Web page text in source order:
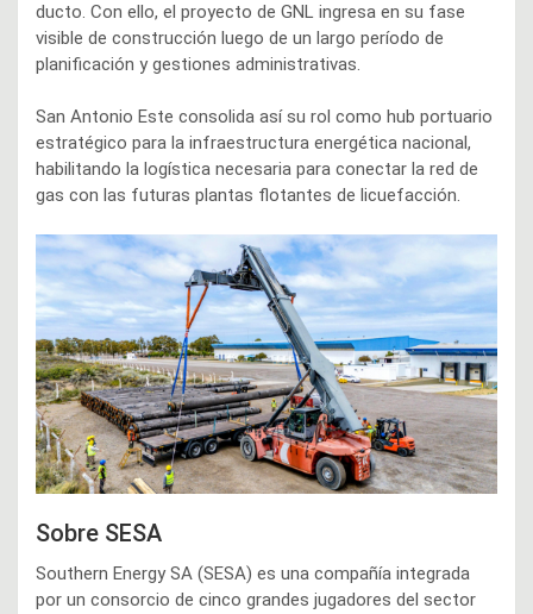
ducto. Con ello, el proyecto de GNL ingresa en su fase
visible de construcción luego de un largo período de
planificación y gestiones administrativas.
San Antonio Este consolida así su rol como hub portuario
estratégico para la infraestructura energética nacional,
habilitando la logística necesaria para conectar la red de
gas con las futuras plantas flotantes de licuefacción.
Sobre SESA
Southern Energy SA (SESA) es una compañía integrada
por un consorcio de cinco grandes jugadores del sector